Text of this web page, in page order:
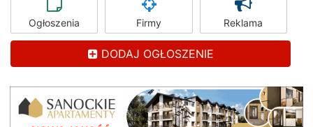
Ogłoszenia Firmy Reklama
DODAJ OGŁOSZENIE